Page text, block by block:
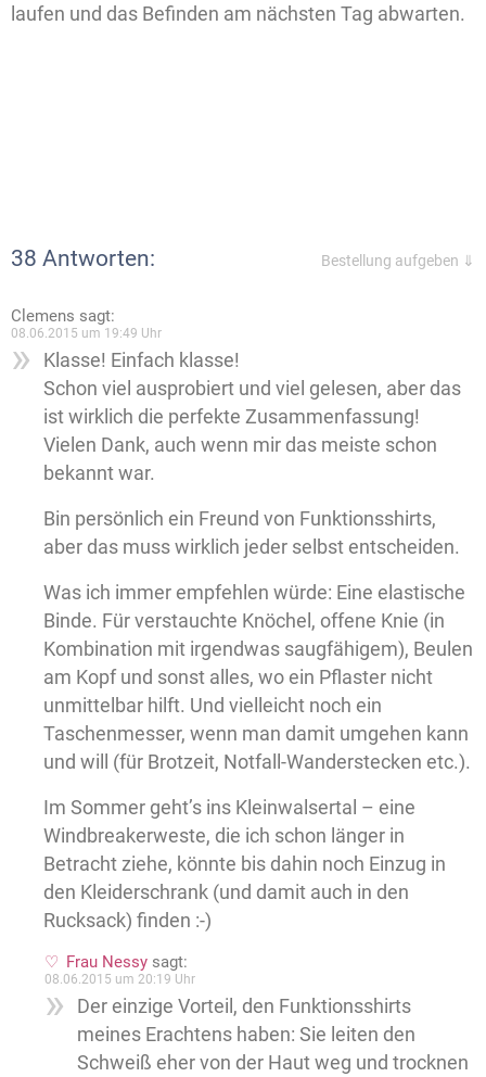
laufen und das Befinden am nächsten Tag abwarten.
38 Antworten: Bestellung aufgeben ⇓
Clemens sagt:
08.06.2015 um 19:49 Uhr
Klasse! Einfach klasse!
Schon viel ausprobiert und viel gelesen, aber das
ist wirklich die perfekte Zusammenfassung!
Vielen Dank, auch wenn mir das meiste schon
bekannt war.
Bin persönlich ein Freund von Funktionsshirts,
aber das muss wirklich jeder selbst entscheiden.
Was ich immer empfehlen würde: Eine elastische
Binde. Für verstauchte Knöchel, offene Knie (in
Kombination mit irgendwas saugfähigem), Beulen
am Kopf und sonst alles, wo ein Pflaster nicht
unmittelbar hilft. Und vielleicht noch ein
Taschenmesser, wenn man damit umgehen kann
und will (für Brotzeit, Notfall-Wanderstecken etc.).
Im Sommer geht’s ins Kleinwalsertal – eine
Windbreakerweste, die ich schon länger in
Betracht ziehe, könnte bis dahin noch Einzug in
den Kleiderschrank (und damit auch in den
Rucksack) finden :-)
Frau Nessy sagt:
08.06.2015 um 20:19 Uhr
Der einzige Vorteil, den Funktionsshirts
meines Erachtens haben: Sie leiten den
Schweiß eher von der Haut weg und trocknen